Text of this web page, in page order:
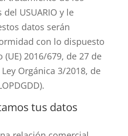
USUARIO y le
datos serán
con lo dispuesto
(UE) 2016/679, de 27 de
Orgánica 3/2018, de
tus datos